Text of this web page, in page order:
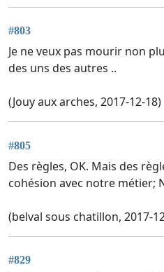
#803
Je ne veux pas mourir non
des uns des autres ..
(Jouy aux arches, 2017-12-18)
#805
Des règles, OK. Mais des
cohésion avec notre métier;
(belval sous chatillon, 2017-
#829